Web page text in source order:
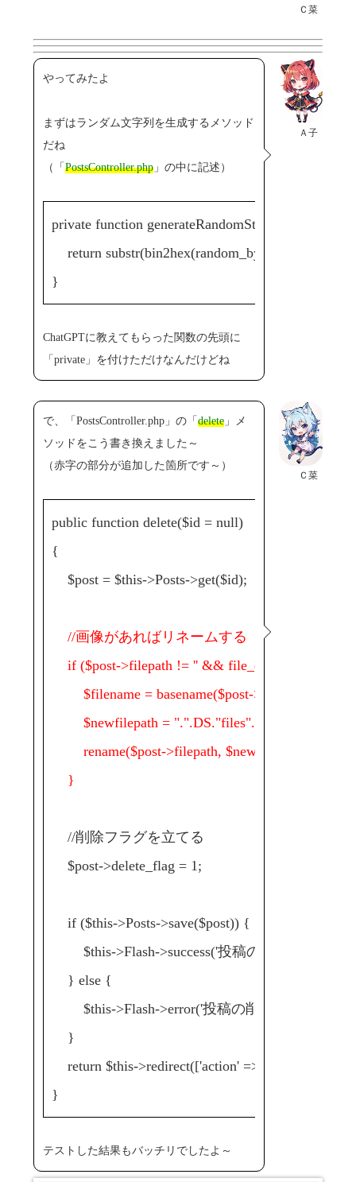
Ｃ菜
Ａ子
やってみたよ
まずはランダム文字列を生成するメソッド
だね
（「PostsController.php 」の中に記述）
private function generateRandomString($length =
return substr(bin2hex(random_bytes($length)),
}
ChatGPTに教えてもらった関数の先頭に
「private」を付けただけなんだけどね
Ｃ菜
で、「PostsController.php」の「delete 」メ
ソッドをこう書き換えました～
（赤字の部分が追加した箇所です～）
public function delete($id = null)
{
$post = $this->Posts->get($id);
//画像があればリネームする
if ($post->filepath != '' && file_exists($post-
$filename = basename($post->filepath);
$newfilepath = ".".DS."files".DS.$this-
rename($post->filepath, $newfilepath);
}
//削除フラグを立てる
$post->delete_flag = 1;
if ($this->Posts->save($post)) {
$this->Flash->success('投稿の削除に成功し
} else {
$this->Flash->error('投稿の削除に失敗しま
}
return $this->redirect(['action' => 'index']);
}
テストした結果もバッチリでしたよ～